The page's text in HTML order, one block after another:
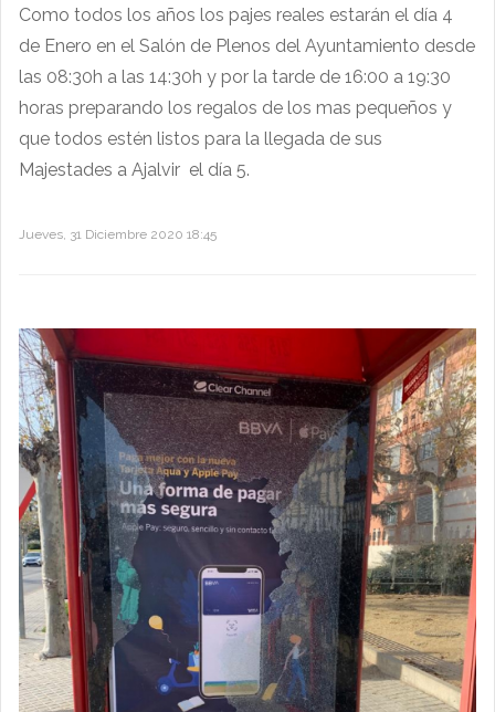
Como todos los años los pajes reales estarán el día 4
de Enero en el Salón de Plenos del Ayuntamiento desde
las 08:30h a las 14:30h y por la tarde de 16:00 a 19:30
horas preparando los regalos de los mas pequeños y
que todos estén listos para la llegada de sus
Majestades a Ajalvir el día 5.
Jueves, 31 Diciembre 2020 18:45